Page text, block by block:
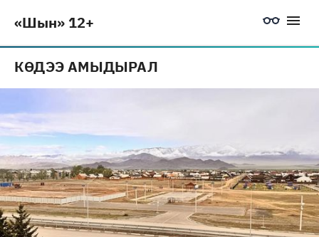
«Шын» 12+
КӨДЭЭ АМЫДЫРАЛ